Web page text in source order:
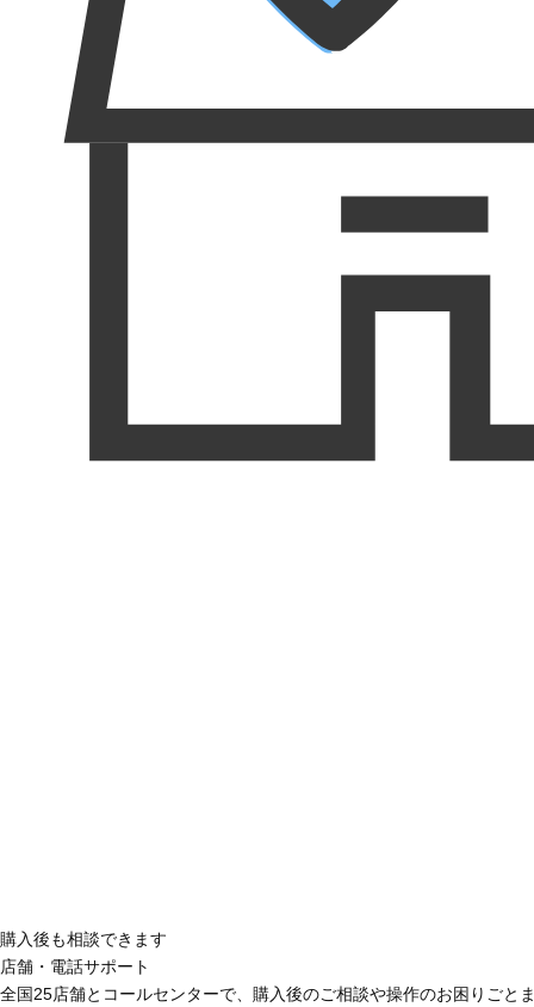
購入後も相談できます
店舗・電話サポート
全国25店舗とコールセンターで、購入後のご相談や操作のお困りごと